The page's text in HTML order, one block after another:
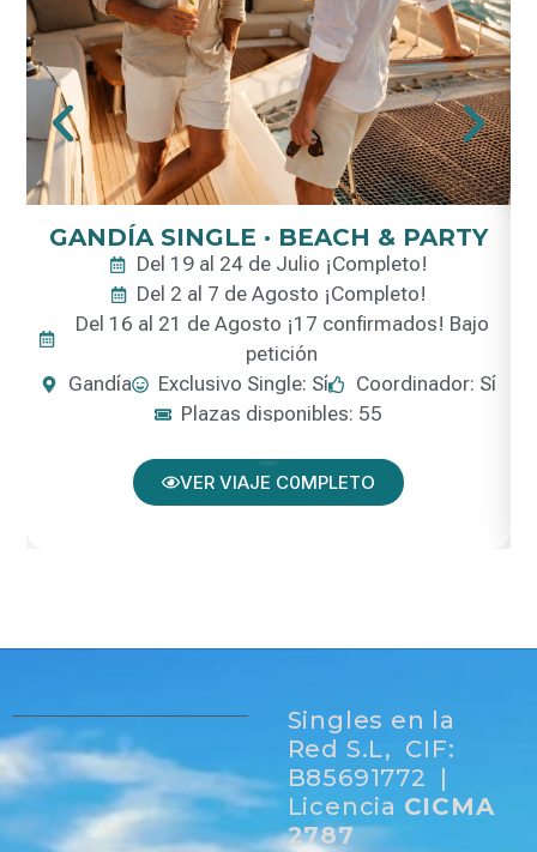
GANDÍA SINGLE · BEACH & PARTY
Del 19 al 24 de Julio ¡Completo!
Del 2 al 7 de Agosto ¡Completo!
Del 16 al 21 de Agosto ¡17 confirmados! Bajo
petición
Gandía
Exclusivo Single: Sí
Coordinador: Sí
Plazas disponibles: 55
VER VIAJE C0MPLETO
Singles en la
Red S.L, CIF:
B85691772 |
Licencia CICMA
2787